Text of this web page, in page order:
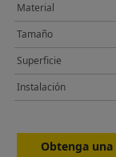
Material
Tamaño
Superficie
Instalación
Obtenga